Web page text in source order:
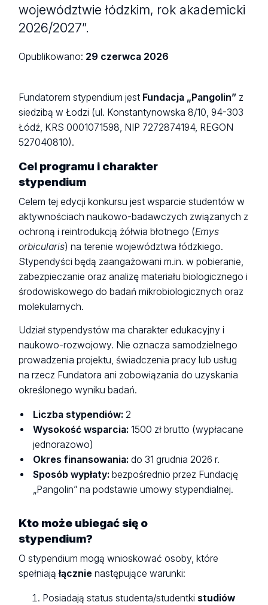
województwie łódzkim, rok akademicki
2026/2027”.
Opublikowano: 29 czerwca 2026
Fundatorem stypendium jest Fundacja „Pangolin” z
siedzibą w Łodzi (ul. Konstantynowska 8/10, 94-303
Łódź, KRS 0001071598, NIP 7272874194, REGON
527040810).
Cel programu i charakter
stypendium
Celem tej edycji konkursu jest wsparcie studentów w
aktywnościach naukowo-badawczych związanych z
ochroną i reintrodukcją żółwia błotnego (Emys
orbicularis) na terenie województwa łódzkiego.
Stypendyści będą zaangażowani m.in. w pobieranie,
zabezpieczanie oraz analizę materiału biologicznego i
środowiskowego do badań mikrobiologicznych oraz
molekularnych.
Udział stypendystów ma charakter edukacyjny i
naukowo-rozwojowy. Nie oznacza samodzielnego
prowadzenia projektu, świadczenia pracy lub usług
na rzecz Fundatora ani zobowiązania do uzyskania
określonego wyniku badań.
Liczba stypendiów: 2
Wysokość wsparcia: 1500 zł brutto (wypłacane
jednorazowo)
Okres finansowania: do 31 grudnia 2026 r.
Sposób wypłaty: bezpośrednio przez Fundację
„Pangolin” na podstawie umowy stypendialnej.
Kto może ubiegać się o
stypendium?
O stypendium mogą wnioskować osoby, które
spełniająłącznie następujące warunki:
Posiadają status studenta/studentki studiów